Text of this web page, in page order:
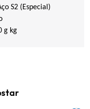
S2 (Especial)
g kg